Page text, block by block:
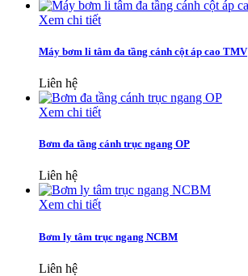
Xem chi tiết
Máy bơm li tâm đa tầng cánh cột áp cao TMV
Liên hệ
Xem chi tiết
Bơm đa tầng cánh trục ngang OP
Liên hệ
Xem chi tiết
Bơm ly tâm trục ngang NCBM
Liên hệ